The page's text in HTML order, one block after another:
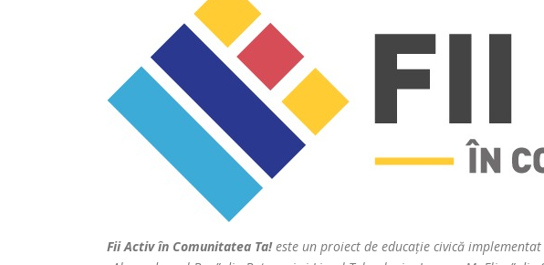
Fii Activ în Comunitatea Ta!este un proiect de educație civică